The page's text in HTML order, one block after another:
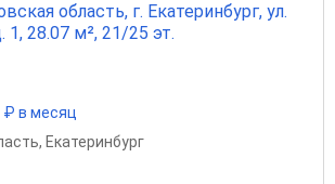
область, г. Екатеринбург, ул.
1, 28.07 м², 21/25 эт.
₽ в месяц
, Екатеринбург